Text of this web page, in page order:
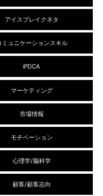
アイスブレイクネタ
ミュニケーションスキル
iPDCA
マーケティング
市場情報
モチベーション
心理学/脳科学
顧客/顧客志向